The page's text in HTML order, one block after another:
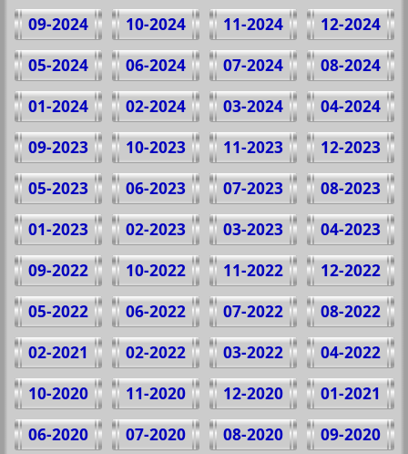
12-2024
11-2024
10-2024
09-2024
08-2024
07-2024
06-2024
05-2024
04-2024
03-2024
02-2024
01-2024
12-2023
11-2023
10-2023
09-2023
08-2023
07-2023
06-2023
05-2023
04-2023
03-2023
02-2023
01-2023
12-2022
11-2022
10-2022
09-2022
08-2022
07-2022
06-2022
05-2022
04-2022
03-2022
02-2022
02-2021
01-2021
12-2020
11-2020
10-2020
09-2020
08-2020
07-2020
06-2020